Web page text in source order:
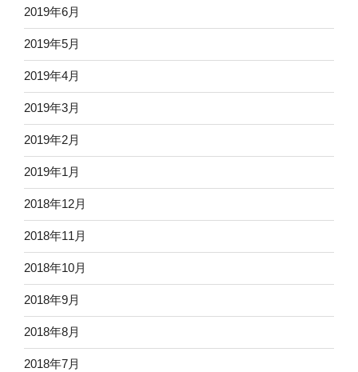
2019年6月
2019年5月
2019年4月
2019年3月
2019年2月
2019年1月
2018年12月
2018年11月
2018年10月
2018年9月
2018年8月
2018年7月